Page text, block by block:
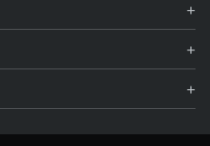
ารศึกษา
ยาศาสตร์ สำหรับนักศึกษา กศน.
ศาสตร์เพื่อการศึกษา